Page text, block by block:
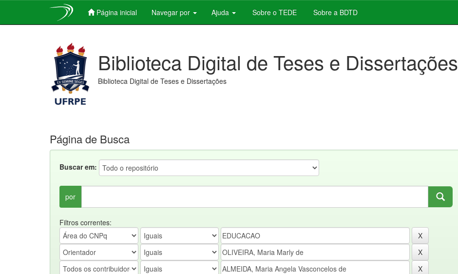
Página inicial Navegar por Ajuda Sobre o TEDE Sobre a BDTD
Biblioteca Digital de Teses e Dissertações
Biblioteca Digital de Teses e Dissertações
Página de Busca
Buscar em:
por
Filtros correntes: